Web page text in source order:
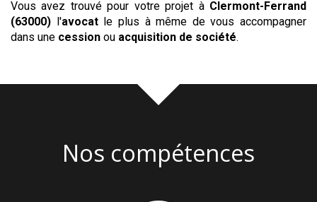
Vous avez trouvé pour votre projet à Clermont-Ferrand
(63000) l'avocatle plus à même de vous accompagner
dans une cession ou acquisition de société.
Nos compétences